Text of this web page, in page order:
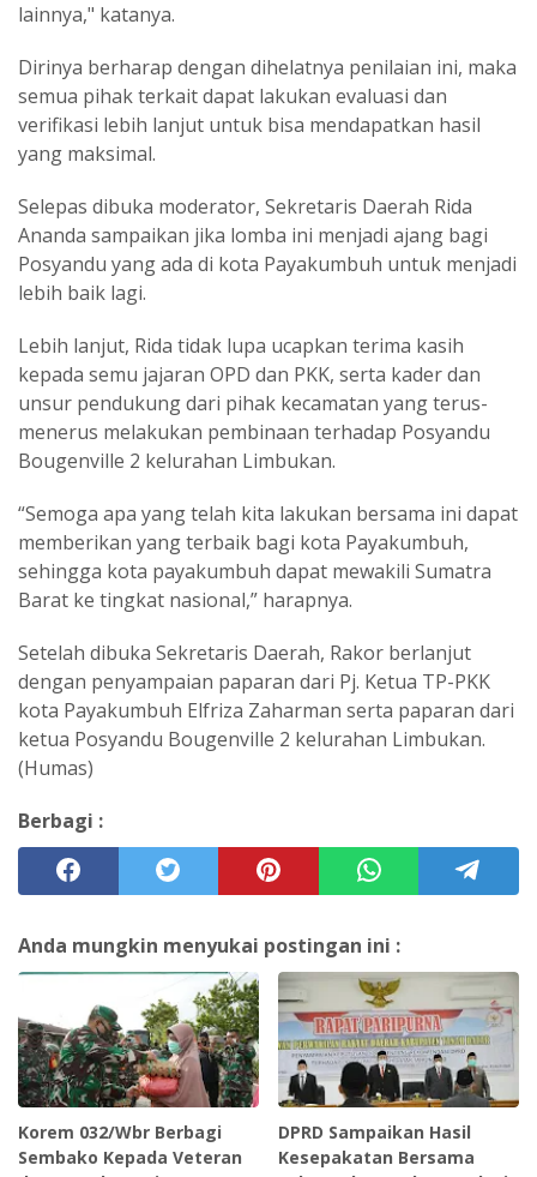
lainnya," katanya.
Dirinya berharap dengan dihelatnya penilaian ini, maka
semua pihak terkait dapat lakukan evaluasi dan
verifikasi lebih lanjut untuk bisa mendapatkan hasil
yang maksimal.
Selepas dibuka moderator, Sekretaris Daerah Rida
Ananda sampaikan jika lomba ini menjadi ajang bagi
Posyandu yang ada di kota Payakumbuh untuk menjadi
lebih baik lagi.
Lebih lanjut, Rida tidak lupa ucapkan terima kasih
kepada semu jajaran OPD dan PKK, serta kader dan
unsur pendukung dari pihak kecamatan yang terus-
menerus melakukan pembinaan terhadap Posyandu
Bougenville 2 kelurahan Limbukan.
“Semoga apa yang telah kita lakukan bersama ini dapat
memberikan yang terbaik bagi kota Payakumbuh,
sehingga kota payakumbuh dapat mewakili Sumatra
Barat ke tingkat nasional,” harapnya.
Setelah dibuka Sekretaris Daerah, Rakor berlanjut
dengan penyampaian paparan dari Pj. Ketua TP-PKK
kota Payakumbuh Elfriza Zaharman serta paparan dari
ketua Posyandu Bougenville 2 kelurahan Limbukan.
(Humas)
Berbagi :
Anda mungkin menyukai postingan ini :
Korem 032/Wbr Berbagi
Sembako Kepada Veteran
DPRD Sampaikan Hasil
Kesepakatan Bersama